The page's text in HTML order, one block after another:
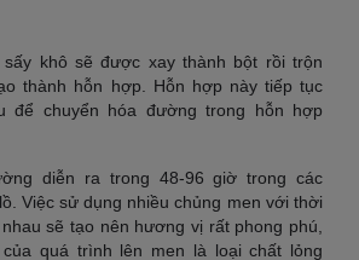
khô sẽ được xay thành bột rồi trộn
thành hỗn hợp. Hỗn hợp này tiếp tục
để chuyển hóa đường trong hỗn hợp
diễn ra trong 48-96 giờ trong các
Việc sử dụng nhiều chủng men với thời
sẽ tạo nên hương vị rất phong phú,
quá trình lên men là loại chất lỏng